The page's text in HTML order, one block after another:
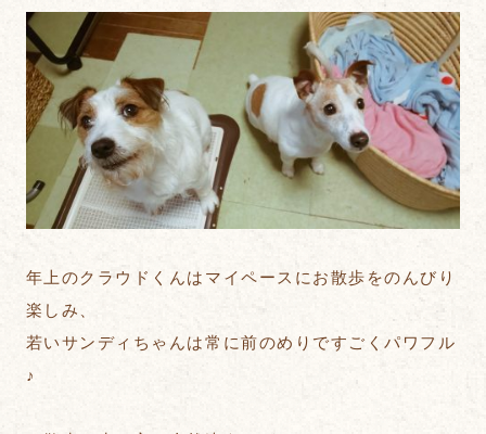
年上のクラウドくんはマイペースにお散歩をのんびり
楽しみ、
若いサンディちゃんは常に前のめりですごくパワフル
♪